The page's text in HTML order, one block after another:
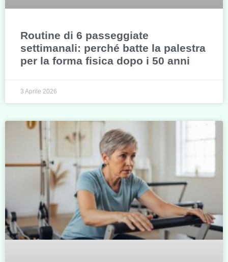
Routine di 6 passeggiate
settimanali: perché batte la palestra
per la forma fisica dopo i 50 anni
3 Aprile 2026